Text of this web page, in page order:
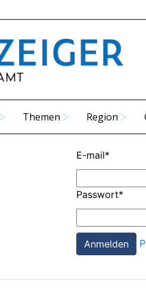
Themen Region
E-mail*
Passwort*